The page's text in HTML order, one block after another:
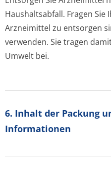
Haushaltsabfall. Fragen Sie
Arzneimittel zu entsorgen
verwenden. Sie tragen
Umwelt bei.
6. Inhalt der Packung
Informationen